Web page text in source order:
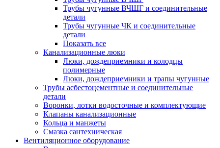
Трубы чугунные ВЧШГ и соединительные
детали
Трубы чугунные ЧК и соединительные
детали
Показать все
Канализационные люки
Люки, дождеприемники и колодцы
полимерные
Люки, дождеприемники и трапы чугунные
Трубы асбестоцементные и соединительные
детали
Воронки, лотки водосточные и комплектующие
Клапаны канализационные
Кольца и манжеты
Смазка сантехническая
Вентиляционное оборудование